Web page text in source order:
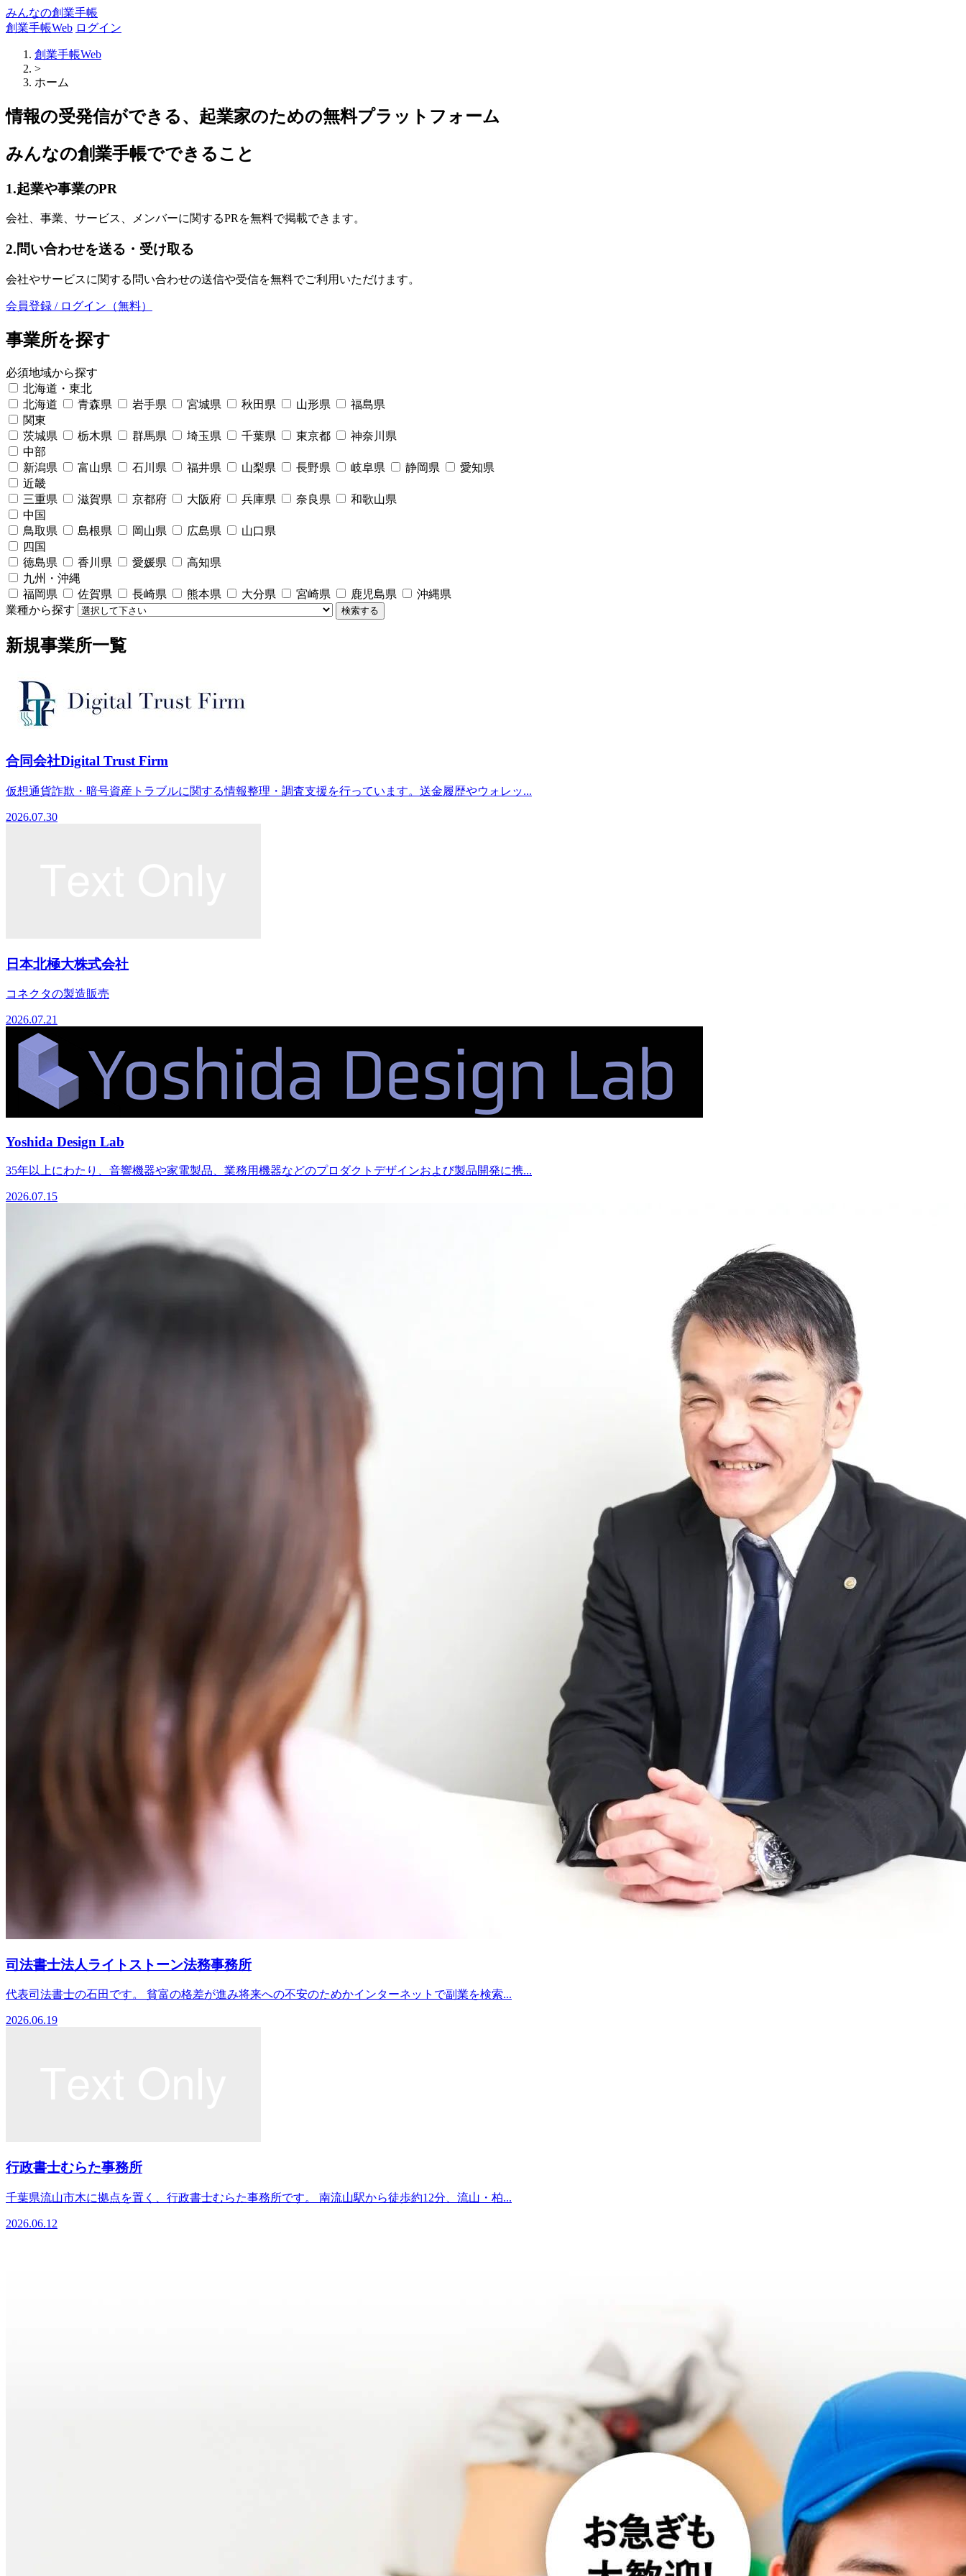
みんなの創業手帳
創業手帳Web ログイン
創業手帳Web
>
ホーム
情報の受発信ができる、起業家のための無料プラットフォーム
みんなの創業手帳でできること
1.起業や事業のPR
会社、事業、サービス、メンバーに関するPRを無料で掲載できます。
2.問い合わせを送る・受け取る
会社やサービスに関する問い合わせの送信や受信を無料でご利用いただけます。
会員登録 / ログイン（無料）
事業所を探す
必須地域から探す
北海道・東北
北海道
青森県 岩手県 宮城県 秋田県 山形県
福島県
関東
茨城県
栃木県 群馬県 埼玉県 千葉県 東京都
神奈川県
中部
新潟県
富山県 石川県 福井県 山梨県 長野県 岐阜県 静岡県
愛知県
近畿
三重県
滋賀県 京都府 大阪府 兵庫県 奈良県
和歌山県
中国
鳥取県
島根県 岡山県 広島県
山口県
四国
徳島県
香川県 愛媛県
高知県
九州・沖縄
福岡県
佐賀県 長崎県 熊本県 大分県 宮崎県 鹿児島県
沖縄県
業種から探す
検索する
新規事業所一覧
合同会社Digital Trust Firm
仮想通貨詐欺・暗号資産トラブルに関する情報整理・調査支援を行っています。送金履歴やウォレッ...
2026.07.30
日本北極大株式会社
コネクタの製造販売
2026.07.21
Yoshida Design Lab
35年以上にわたり、音響機器や家電製品、業務用機器などのプロダクトデザインおよび製品開発に携...
2026.07.15
司法書士法人ライトストーン法務事務所
代表司法書士の石田です。 貧富の格差が進み将来への不安のためかインターネットで副業を検索...
2026.06.19
行政書士むらた事務所
千葉県流山市木に拠点を置く、行政書士むらた事務所です。 南流山駅から徒歩約12分、流山・柏...
2026.06.12